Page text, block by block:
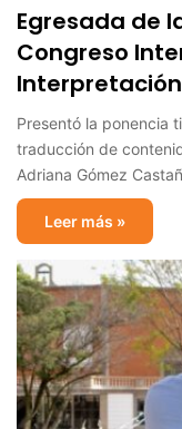
Egresada de
Congreso
Interpretación
Presentó la ponencia
traducción de
Adriana Gómez
Leer más »